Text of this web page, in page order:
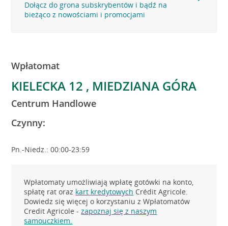
Dołącz do grona subskrybentów i bądź na
bieżąco z nowościami i promocjami
Wpłatomat
KIELECKA 12 , MIEDZIANA GÓRA
Centrum Handlowe
Czynny:
Pn.-Niedz.: 00:00-23:59
Wpłatomaty umożliwiają wpłatę gotówki na konto,
spłatę rat oraz kart kredytowych Crédit Agricole.
Dowiedz się więcej o korzystaniu z Wpłatomatów
Credit Agricole -zapoznaj się z naszym
samouczkiem.